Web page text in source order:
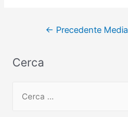
Navigazione
← Precedente Media
Cerca